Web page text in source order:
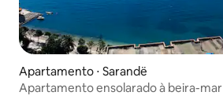
Apartamento ⋅ Sarandë
Apartamento ensolarado à beira-mar